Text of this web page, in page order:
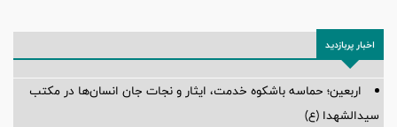
اخبار پربازدید
اربعین؛ حماسه باشکوه خدمت، ایثار و نجات جان انسان‌ها در مکتب
سیدالشهدا (ع)